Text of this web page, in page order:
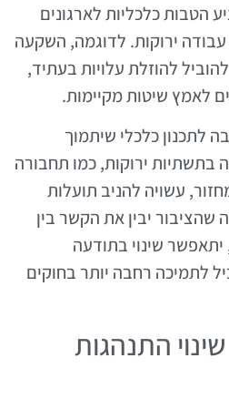
הטבות כלכליות לארגונים
ירוקות. לדוגמה, השקעה
להוזלת עלויות בעתיד,
לאמץ שיטות מקיימות.
לתכנון כלכלי שיתמוך
ירוקות, כמו תחבורה
עשויה להניב תועלות
שהציבור יבין את הקשר בין
שינוי בתודעה
לתמיכה רחבה יותר בחוקים
התנהגות